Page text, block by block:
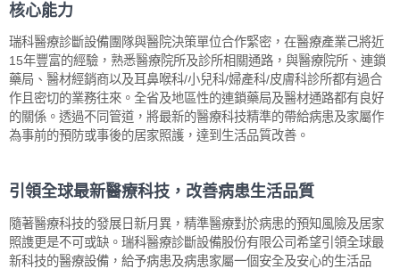
核心能力
瑞科醫療診斷設備團隊與醫院決策單位合作緊密，在醫療產業己將近
15年豐富的經驗，熟悉醫療院所及診所相關通路，與醫療院所、連鎖
藥局、醫材經銷商以及耳鼻喉科/小兒科/婦產科/皮膚科診所都有過合
作且密切的業務往來。全省及地區性的連鎖藥局及醫材通路都有良好
的關係。透過不同管道，將最新的醫療科技精準的帶給病患及家屬作
為事前的預防或事後的居家照護，達到生活品質改善。
引領全球最新醫療科技，改善病患生活品質
隨著醫療科技的發展日新月異，精準醫療對於病患的預知風險及居家
照謢更是不可或缺。瑞科醫療診斷設備股份有限公司希望引領全球最
新科技的醫療設備，給予病患及病患家屬一個安全及安心的生活品